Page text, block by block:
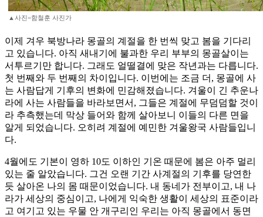
▲사진=함철훈 사진가
이제 겨우 북방나라 몽골의 계절을 한 번씩 맞고 봄을 기다리
고 있습니다. 아직 새내기에 불과한 우리 부부의 몽골살이는
서투르기만 합니다. 그래도 얼떨결에 맞은 작년과는 다릅니다.
첫 번째와 두 번째의 차이입니다. 이번에는 조금 더, 몽골에 사
는 사람답게 기후의 변화에 민감해졌습니다. 겨울이 긴 추운나
라에 사는 사람들을 바라보면서, 그들은 계절에 무덤덤할 것이
라 추측했는데 막상 들어와 함께 살아보니 이들의 다른 면을
알게 되었습니다. 오히려 계절에 예민한 겨울왕국 사람들입니
다.
4월에도 기본이 영하 10도 이하인 기온 때문에 봄은 아주 멀리
있는 줄 알았습니다. 그건 오랜 기간 사계절의 기후를 당연한
듯 살아온 나의 몸 때문이었습니다. 내 동네가 전부이고, 내 나
라가 세상의 중심이고, 나에게 익숙한 생활이 세상의 표준이라
고 여기고 있는 우물 안 개구리인 우리는 아직 몽골에서 동면